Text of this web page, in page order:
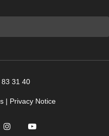
31 40
| Privacy Notice